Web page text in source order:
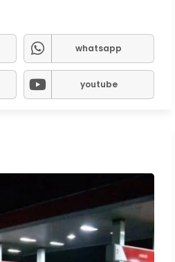
whatsapp
youtube